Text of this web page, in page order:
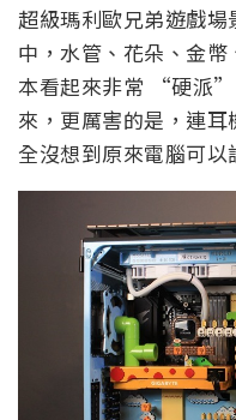
超級瑪利歐兄弟遊戲
中，水管、花朵、金
本看起來非常 “硬派”
來，更厲害的是，連
全沒想到原來電腦可以